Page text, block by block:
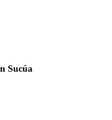
Sucúa